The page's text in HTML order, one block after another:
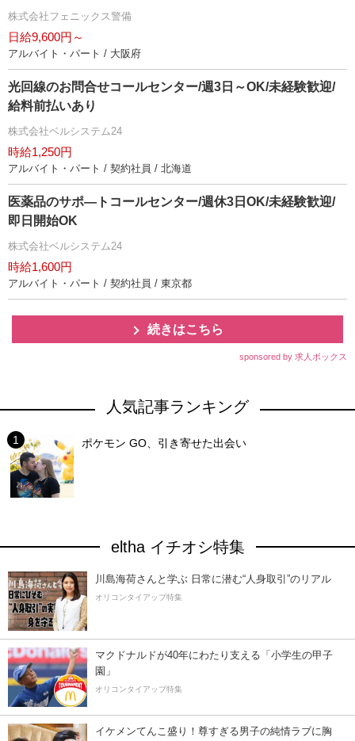
株式会社フェニックス警備
日給9,600円～
アルバイト・パート / 大阪府
光回線のお問合せコールセンター/週3日～OK/未経験歓迎/
給料前払いあり
株式会社ベルシステム24
時給1,250円
アルバイト・パート / 契約社員 / 北海道
医薬品のサポ―トコールセンター/週休3日OK/未経験歓迎/
即日開始OK
株式会社ベルシステム24
時給1,600円
アルバイト・パート / 契約社員 / 東京都
続きはこちら
sponsored by 求人ボックス
人気記事ランキング
ポケモン GO、引き寄せた出会い
eltha イチオシ特集
川島海荷さんと学ぶ 日常に潜む“人身取引”のリアル
オリコンタイアップ特集
マクドナルドが40年にわたり支える「小学生の甲子
園」
オリコンタイアップ特集
イケメンてんこ盛り！尊すぎる男子の純情ラブに胸